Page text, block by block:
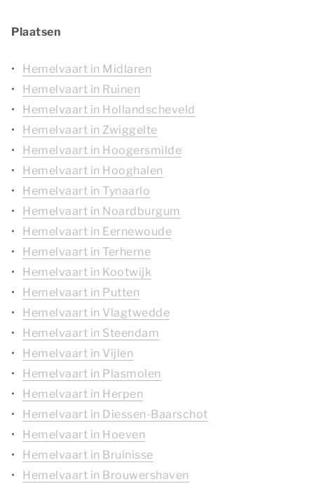
Plaatsen
Hemelvaart in Midlaren
Hemelvaart in Ruinen
Hemelvaart in Hollandscheveld
Hemelvaart in Zwiggelte
Hemelvaart in Hoogersmilde
Hemelvaart in Hooghalen
Hemelvaart in Tynaarlo
Hemelvaart in Noardburgum
Hemelvaart in Eernewoude
Hemelvaart in Terherne
Hemelvaart in Kootwijk
Hemelvaart in Putten
Hemelvaart in Vlagtwedde
Hemelvaart in Steendam
Hemelvaart in Vijlen
Hemelvaart in Plasmolen
Hemelvaart in Herpen
Hemelvaart in Diessen-Baarschot
Hemelvaart in Hoeven
Hemelvaart in Bruinisse
Hemelvaart in Brouwershaven